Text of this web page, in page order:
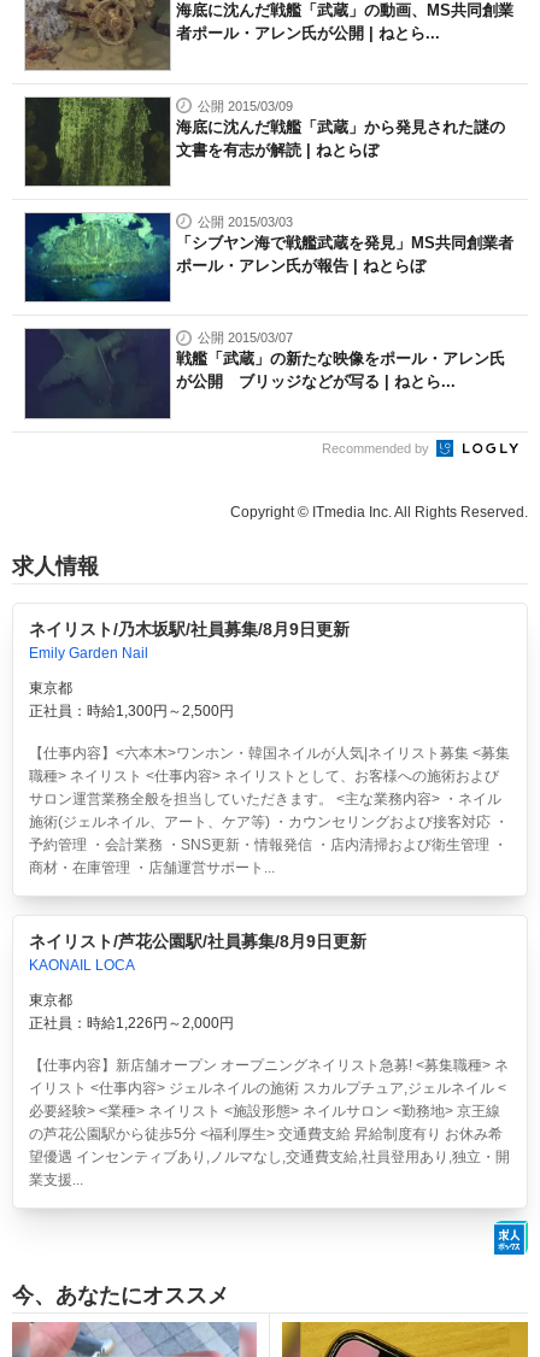
海底に沈んだ戦艦「武蔵」の動画、MS共同創業
者ポール・アレン氏が公開 | ねとら...
公開 2015/03/09
海底に沈んだ戦艦「武蔵」から発見された謎の
文書を有志が解読 | ねとらぼ
公開 2015/03/03
「シブヤン海で戦艦武蔵を発見」MS共同創業者
ポール・アレン氏が報告 | ねとらぼ
公開 2015/03/07
戦艦「武蔵」の新たな映像をポール・アレン氏
が公開 ブリッジなどが写る | ねとら...
Recommended by
Copyright © ITmedia Inc. All Rights Reserved.
求人情報
ネイリスト/乃木坂駅/社員募集/8月9日更新
Emily Garden Nail
東京都
正社員：時給1,300円～2,500円
【仕事内容】<六本木>ワンホン・韓国ネイルが人気|ネイリスト募集 <募集
職種> ネイリスト <仕事内容> ネイリストとして、お客様への施術および
サロン運営業務全般を担当していただきます。 <主な業務内容> ・ネイル
施術(ジェルネイル、アート、ケア等) ・カウンセリングおよび接客対応 ・
予約管理 ・会計業務 ・SNS更新・情報発信 ・店内清掃および衛生管理 ・
商材・在庫管理 ・店舗運営サポート...
ネイリスト/芦花公園駅/社員募集/8月9日更新
KAONAIL LOCA
東京都
正社員：時給1,226円～2,000円
【仕事内容】新店舗オープン オープニングネイリスト急募! <募集職種> ネ
イリスト <仕事内容> ジェルネイルの施術 スカルプチュア,ジェルネイル <
必要経験> <業種> ネイリスト <施設形態> ネイルサロン <勤務地> 京王線
の芦花公園駅から徒歩5分 <福利厚生> 交通費支給 昇給制度有り お休み希
望優遇 インセンティブあり,ノルマなし,交通費支給,社員登用あり,独立・開
業支援...
今、あなたにオススメ